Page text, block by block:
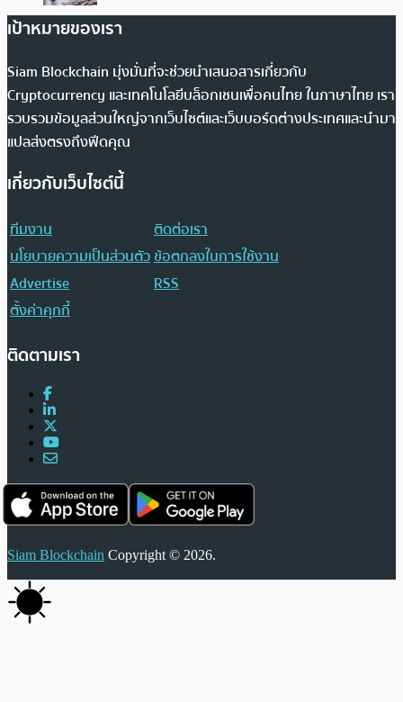
เป้าหมายของเรา
Siam Blockchain มุ่งมั่นที่จะช่วยนำเสนอสารเกี่ยวกับ
Cryptocurrency และเทคโนโลยีบล็อกเชนเพื่อคนไทย ในภาษาไทย เรา
รวบรวมข้อมูลส่วนใหญ่จากเว็บไซต์และเว็บบอร์ดต่างประเทศและนำมา
แปลส่งตรงถึงฟีดคุณ
เกี่ยวกับเว็บไซต์นี้
ทีมงาน
ติดต่อเรา
นโยบายความเป็นส่วนตัวข้อตกลงในการใช้งาน
Advertise
RSS
ตั้งค่าคุกกี้
ติดตามเรา
Siam Blockchain Copyright © 2026.